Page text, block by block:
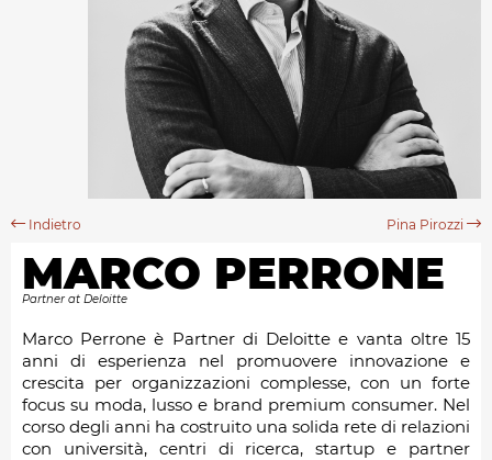
Indietro Pina Pirozzi
MARCO PERRONE
Partner at Deloitte
Marco Perrone è Partner di Deloitte e vanta oltre 15
anni di esperienza nel promuovere innovazione e
crescita per organizzazioni complesse, con un forte
focus su moda, lusso e brand premium consumer. Nel
corso degli anni ha costruito una solida rete di relazioni
con università, centri di ricerca, startup e partner